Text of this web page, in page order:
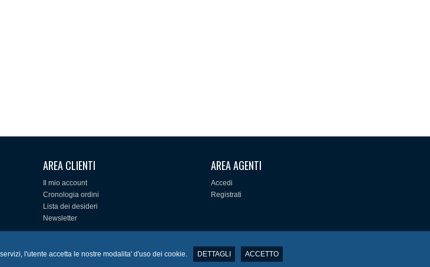
AREA CLIENTI
Il mio account
Cronologia ordini
Lista dei desideri
Newsletter
AREA AGENTI
Accedi
Registrati
info@jbcitalia.it- P.Iva: 06865161217
l'utente accetta le nostre modalita' d'uso dei cookie. DETTAGLI ACCETTO